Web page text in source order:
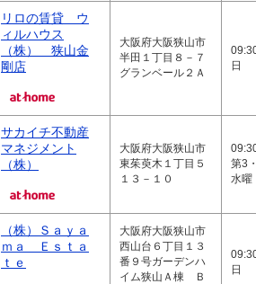
リロの賃貸 ウ
ィルハウス
（株） 狭山金
剛店
大阪府大阪狭山市
半田１丁目８－７
グランベール２Ａ
日
サカイチ不動産
マネジメント
（株）
大阪府大阪狭山市
東茱萸木１丁目５
１３－１０
第3
水曜
（株）Ｓａｙａ
ｍａ Ｅｓｔａ
ｔｅ
大阪府大阪狭山市
西山台６丁目１３
番９号ガーデンハ
イム狭山Ａ棟 Ｂ
日